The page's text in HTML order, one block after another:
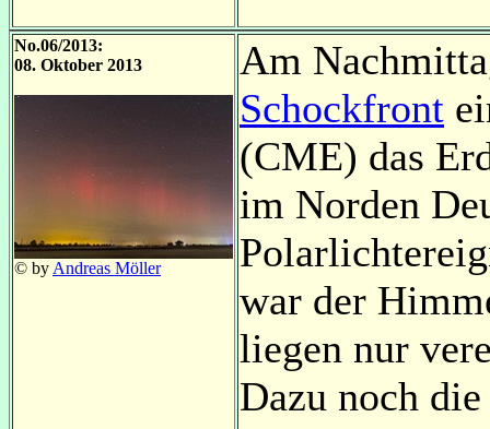
No.06/2013:
08. Oktober 2013
© by Andreas Möller
Am
Schockfront
(CME) das
im Norden
war der
liegen nur
Dazu noch